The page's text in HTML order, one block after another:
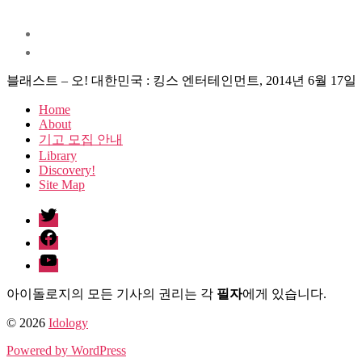
블래스트 – 오! 대한민국 : 킹스 엔터테인먼트, 2014년 6월 17일
Home
About
기고 모집 안내
Library
Discovery!
Site Map
twitter
facebook
Youtube
아이돌로지의 모든 기사의 권리는 각 필자에게 있습니다.
© 2026 Idology
Powered by WordPress